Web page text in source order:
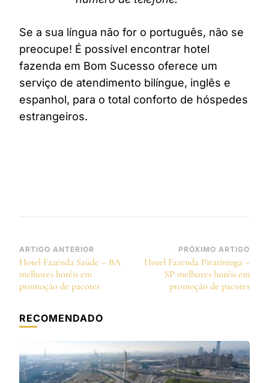
Se a sua língua não for o português, não se
preocupe! É possível encontrar hotel
fazenda em Bom Sucesso oferece um
serviço de atendimento bilíngue, inglês e
espanhol, para o total conforto de hóspedes
estrangeiros.
Navegação
de
post
ARTIGO ANTERIOR
Hotel Fazenda Saúde – BA
melhores hotéis em
promoção de pacotes
PRÓXIMO ARTIGO
Hotel Fazenda Piratininga –
SP melhores hotéis em
promoção de pacotes
RECOMENDADO